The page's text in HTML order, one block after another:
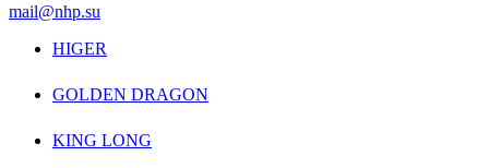
mail@nhp.su
HIGER
GOLDEN DRAGON
KING LONG